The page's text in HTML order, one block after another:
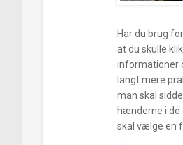
Har du brug
at du skulle
informationer
langt mere
man skal
hænderne i de
skal vælge en